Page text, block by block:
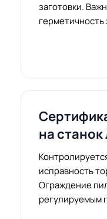
заготовки.
на
исправность
Ограждение
регулируемым